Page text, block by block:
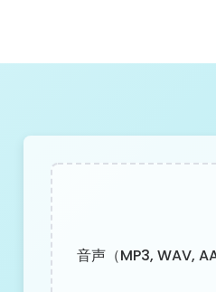
音声（MP3, WAV,